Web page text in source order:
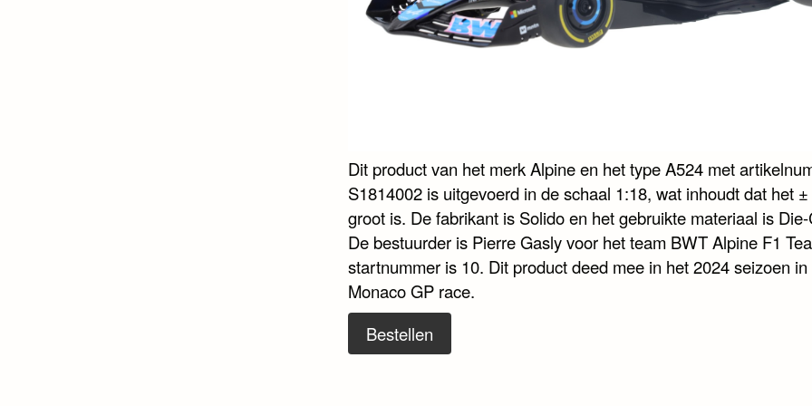
Dit product van het merk Alpine en het type A524 met
S1814002 is uitgevoerd in de schaal 1:18, wat inhoudt dat het
groot is. De fabrikant is Solido en het gebruikte materiaal is
De bestuurder is Pierre Gasly voor het team BWT Alpine F1
startnummer is 10. Dit product deed mee in het 2024 seizoen in
Monaco GP race.
Bestellen